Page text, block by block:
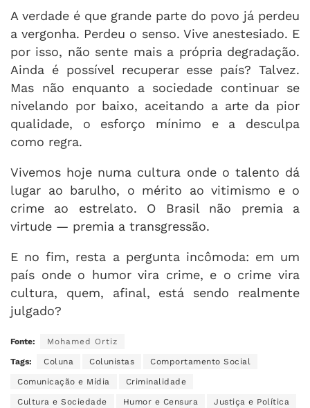
A verdade é que grande parte do povo já perdeu
a vergonha. Perdeu o senso. Vive anestesiado. E
por isso, não sente mais a própria degradação.
Ainda é possível recuperar esse país? Talvez.
Mas não enquanto a sociedade continuar se
nivelando por baixo, aceitando a arte da pior
qualidade, o esforço mínimo e a desculpa
como regra.
Vivemos hoje numa cultura onde o talento dá
lugar ao barulho, o mérito ao vitimismo e o
crime ao estrelato. O Brasil não premia a
virtude — premia a transgressão.
E no fim, resta a pergunta incômoda: em um
país onde o humor vira crime, e o crime vira
cultura, quem, afinal, está sendo realmente
julgado?
Fonte: Mohamed Ortiz
Tags: Coluna Colunistas Comportamento Social
Comunicação e Mídia Criminalidade
Cultura e Sociedade Humor e Censura Justiça e Política